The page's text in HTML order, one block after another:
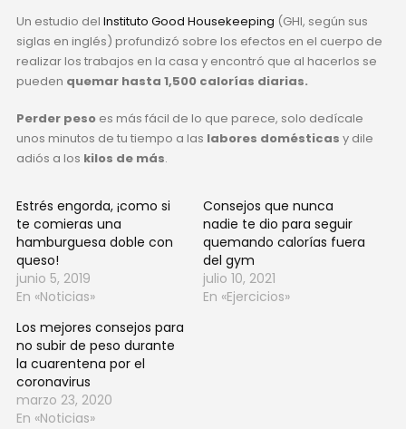
Un estudio del Instituto Good Housekeeping (GHI, según sus
siglas en inglés) profundizó sobre los efectos en el cuerpo de
realizar los trabajos en la casa y encontró que al hacerlos se
pueden quemar hasta 1,500 calorías diarias.
Perder pesoes más fácil de lo que parece, solo dedícale
unos minutos de tu tiempo a las labores domésticas y dile
adiós a los kilos de más.
Estrés engorda, ¡como si
te comieras una
hamburguesa doble con
queso!
junio 5, 2019
En «Noticias»
Consejos que nunca
nadie te dio para seguir
quemando calorías fuera
del gym
julio 10, 2021
En «Ejercicios»
Los mejores consejos para
no subir de peso durante
la cuarentena por el
coronavirus
marzo 23, 2020
En «Noticias»